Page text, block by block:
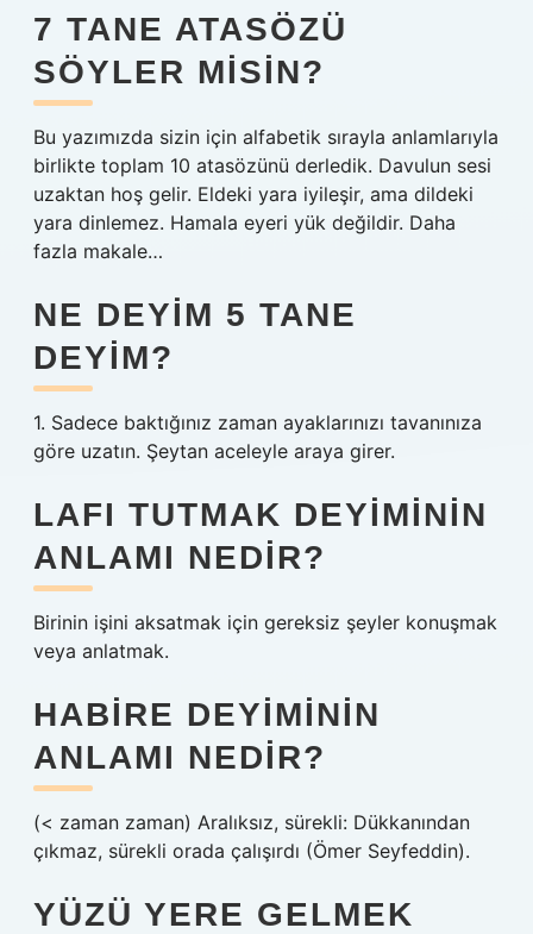
7 TANE ATASÖZÜ
SÖYLER MISIN?
Bu yazımızda sizin için alfabetik sırayla anlamlarıyla
birlikte toplam 10 atasözünü derledik. Davulun sesi
uzaktan hoş gelir. Eldeki yara iyileşir, ama dildeki
yara dinlemez. Hamala eyeri yük değildir. Daha
fazla makale…
NE DEYIM 5 TANE
DEYIM?
1. Sadece baktığınız zaman ayaklarınızı tavanınıza
göre uzatın. Şeytan aceleyle araya girer.
LAFI TUTMAK DEYIMININ
ANLAMI NEDIR?
Birinin işini aksatmak için gereksiz şeyler konuşmak
veya anlatmak.
HABIRE DEYIMININ
ANLAMI NEDIR?
(< zaman zaman) Aralıksız, sürekli: Dükkanından
çıkmaz, sürekli orada çalışırdı (Ömer Seyfeddin).
YÜZÜ YERE GELMEK